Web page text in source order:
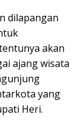
dilapangan
akan
ajang wisata
yang
Heri.